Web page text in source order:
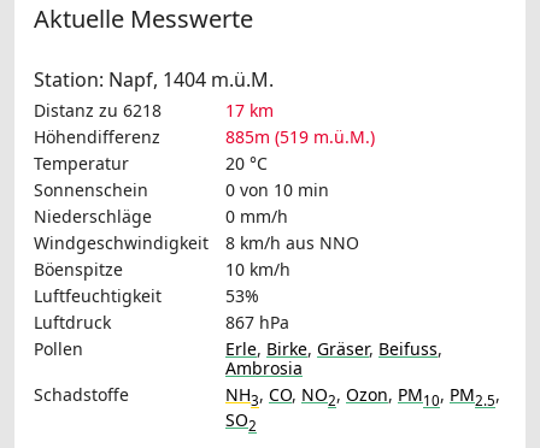
Aktuelle Messwerte
Station: Napf, 1404 m.ü.M.
Distanz zu 6218
17 km
Höhendifferenz
885m (519 m.ü.M.)
Temperatur
20 °C
Sonnenschein
0 von 10 min
Niederschläge
0 mm/h
Windgeschwindigkeit
8 km/h aus NNO
Böenspitze
10 km/h
Luftfeuchtigkeit
53%
Luftdruck
867 hPa
Pollen
Erle, Birke, Gräser, Beifuss,
Ambrosia
Schadstoffe
NH3, CO, NO2, Ozon, PM10, PM2.5,
SO2